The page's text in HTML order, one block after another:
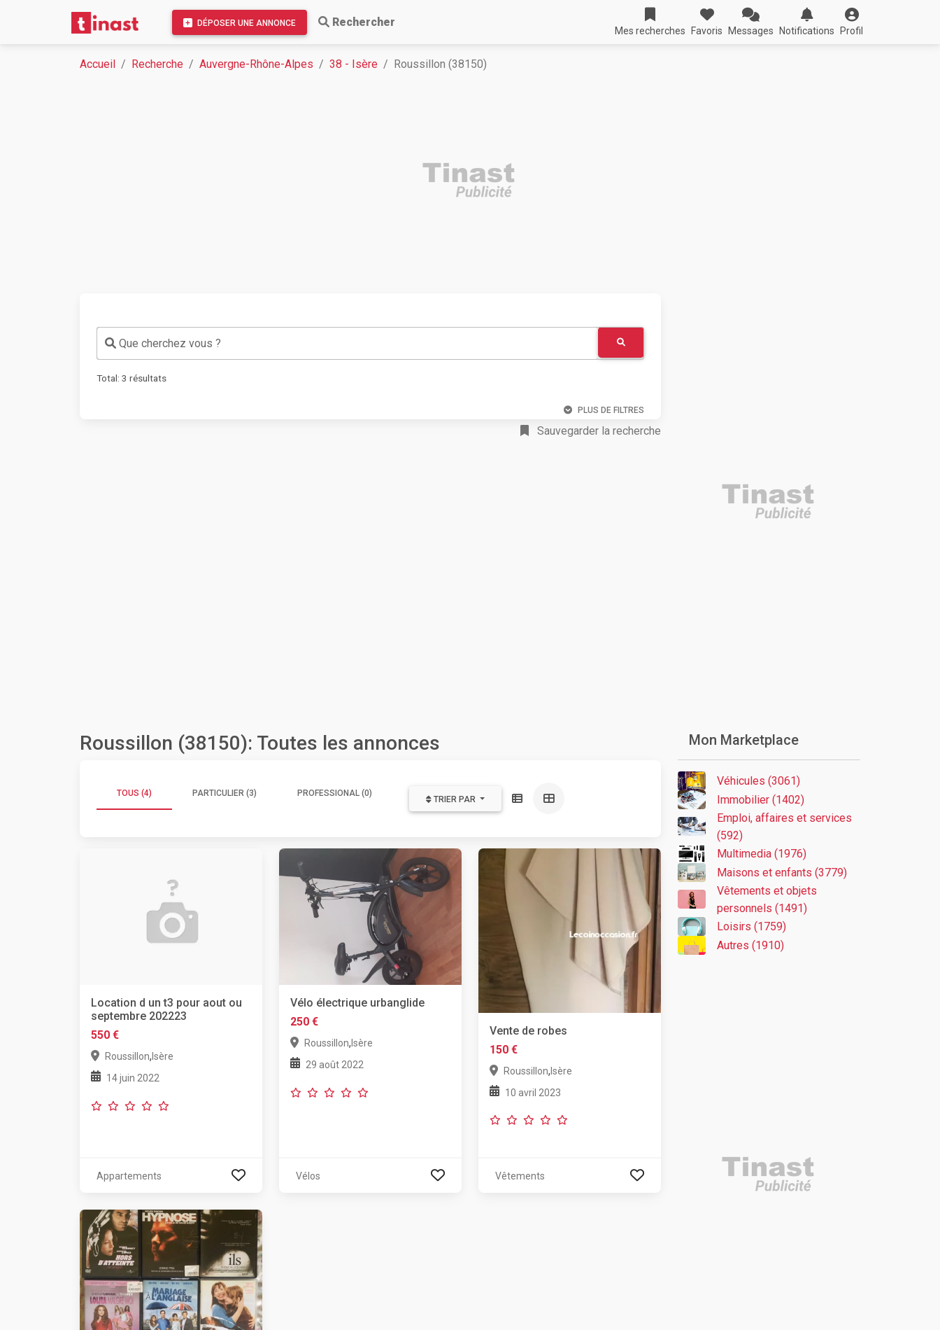
DÉPOSER UNE ANNONCE Rechercher
Mes recherches Favoris Messages Notifications Profil
Accueil Recherche Auvergne-Rhône-Alpes 38 - Isère Roussillon (38150)
Que cherchez vous ?
Total: 3 résultats
PLUS DE FILTRES
Sauvegarder la recherche
Roussillon (38150): Toutes les annonces
TOUS (4) PARTICULIER (3) PROFESSIONAL (0)
TRIER PAR
Location d un t3 pour aout ou
septembre 202223
550 €
Roussillon,Isère
14 juin 2022
Appartements
Vélo électrique urbanglide
250 €
Roussillon,Isère
29 août 2022
Vélos
Vente de robes
150 €
Roussillon,Isère
10 avril 2023
Vêtements
Mon Marketplace
Véhicules (3061)
Immobilier (1402)
Emploi, affaires et services
(592)
Multimedia (1976)
Maisons et enfants (3779)
Vêtements et objets
personnels (1491)
Loisirs (1759)
Autres (1910)